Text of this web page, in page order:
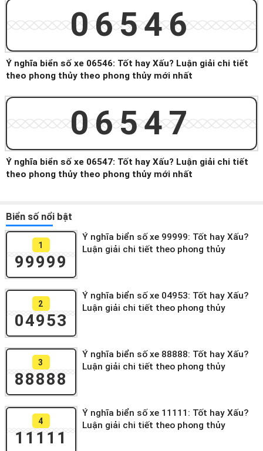
06546
Ý nghĩa biển số xe 06546: Tốt hay Xấu? Luận giải chi tiết
theo phong thủy theo phong thủy mới nhất
06547
Ý nghĩa biển số xe 06547: Tốt hay Xấu? Luận giải chi tiết
theo phong thủy theo phong thủy mới nhất
Biển số nổi bật
1
99999
Ý nghĩa biển số xe 99999: Tốt hay Xấu?
Luận giải chi tiết theo phong thủy
2
04953
Ý nghĩa biển số xe 04953: Tốt hay Xấu?
Luận giải chi tiết theo phong thủy
3
88888
Ý nghĩa biển số xe 88888: Tốt hay Xấu?
Luận giải chi tiết theo phong thủy
4
11111
Ý nghĩa biển số xe 11111: Tốt hay Xấu?
Luận giải chi tiết theo phong thủy